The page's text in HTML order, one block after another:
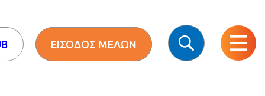
ΕΙΣΟΔΟΣ ΜΕΛΩΝ